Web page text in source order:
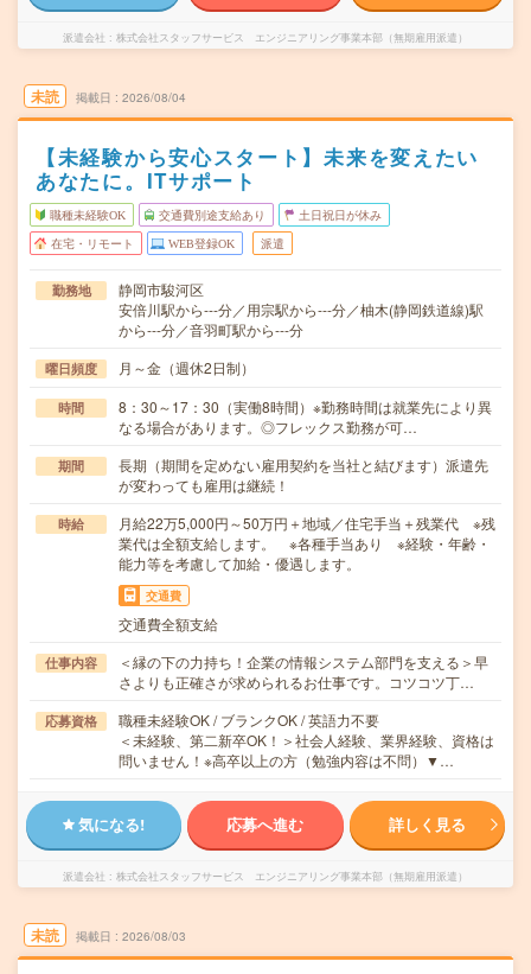
派遣会社 株式会社スタッフサービス エンジニアリング事業本部（無期雇用派遣）
未読 掲載日 2026/08/04
【未経験から安心スタート】未来を変えたい
あなたに。ITサポート
職種未経験OK 交通費別途支給あり 土日祝日が休み
在宅・リモート WEB登録OK 派遣
勤務地
静岡市駿河区
安倍川駅から---分／用宗駅から---分／柚木(静岡鉄道線)駅
から---分／音羽町駅から---分
曜日頻度 月～金（週休2日制）
時間
8：30～17：30（実働8時間）※勤務時間は就業先により異
なる場合があります。◎フレックス勤務が可…
期間
長期（期間を定めない雇用契約を当社と結びます）派遣先
が変わっても雇用は継続！
時給
月給22万5,000円～50万円＋地域／住宅手当＋残業代 ※残
業代は全額支給します。 ※各種手当あり ※経験・年齢・
能力等を考慮して加給・優遇します。
交通費
交通費全額支給
仕事内容
＜縁の下の力持ち！企業の情報システム部門を支える＞早
さよりも正確さが求められるお仕事です。コツコツ丁…
応募資格
職種未経験OK / ブランクOK / 英語力不要
＜未経験、第二新卒OK！＞社会人経験、業界経験、資格は
問いません！※高卒以上の方（勉強内容は不問）▼…
気になる! 応募へ進む 詳しく見る
派遣会社 株式会社スタッフサービス エンジニアリング事業本部（無期雇用派遣）
未読 掲載日 2026/08/03